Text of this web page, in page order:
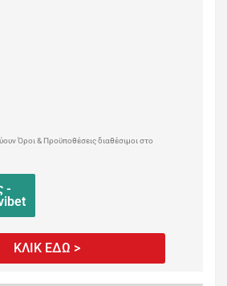
Όροι & Προϋποθέσεις διαθέσιμοι στο
-
ΚΛΙΚ ΕΔΩ >